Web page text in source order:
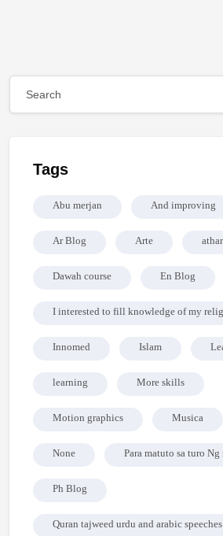
Blocks
Blocks
Skip [Cocoon] Global search (sidebar)
Tags
Abu merjan And improving
Ar Blog
Arte
Dawah course
En Blog
I interested to fill knowledge of my
Innomed
Islam
learning
More skills
Motion graphics
Musica
None
Para matuto sa turo
Ph Blog
Quran tajweed urdu and arabic speeches